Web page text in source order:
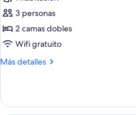
cama
King
de
Junior
Suite
vista
alberca,
3 personas
2 camas dobles
Wifi gratuito
Más detalles
Más
Suite